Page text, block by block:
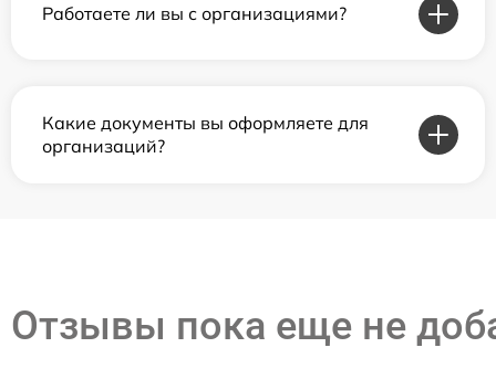
Работаете ли вы с организациями?
Какие документы вы оформляете для
организаций?
Отзывы пока еще не